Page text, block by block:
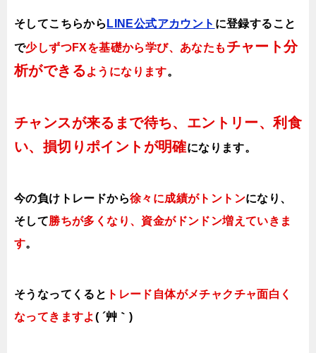
そしてこちらから LINE公式アカウント に登録すること
で少しずつFXを基礎から学び、あなたも チャート分
析ができるようになります。
チャンスが来るまで待ち、エントリー、利食
い、損切りポイントが明確になります。
今の負けトレードから徐々に成績がトントンになり、
そして勝ちが多くなり、資金がドンドン増えていきま
す。
そうなってくると トレード自体がメチャクチャ面白く
なってきますよ ( ´艸｀)